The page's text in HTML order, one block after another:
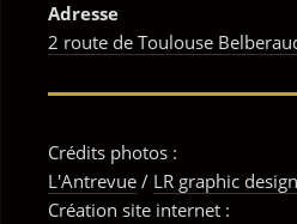
Adresse
2 route de Toulouse
Crédits photos :
L'Antrevue / LR graphic design
Création site internet :